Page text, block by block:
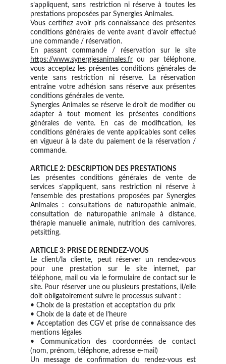
s’appliquent, sans restriction ni réserve à toutes les
prestations proposées par Synergies Animales.
Vous certifiez avoir pris connaissance des présentes
conditions générales de vente avant d’avoir effectué
une commande / réservation.
En passant commande / réservation sur le site
https://www.synergiesanimales.fr ou par téléphone,
vous acceptez les présentes conditions générales de
vente sans restriction ni réserve. La réservation
entraîne votre adhésion sans réserve aux présentes
conditions générales de vente.
Synergies Animales se réserve le droit de modifier ou
adapter à tout moment les présentes conditions
générales de vente. En cas de modification, les
conditions générales de vente applicables sont celles
en vigueur à la date du paiement de la réservation /
commande.
ARTICLE 2: DESCRIPTION DES PRESTATIONS
Les présentes conditions générales de vente de
services s’appliquent, sans restriction ni réserve à
l’ensemble des prestations proposées par Synergies
Animales : consultations de naturopathie animale,
consultation de naturopathie animale à distance,
thérapie manuelle animale, nutrition des carnivores,
petsitting.
ARTICLE 3: PRISE DE RENDEZ-VOUS
Le client/la cliente, peut réserver un rendez-vous
pour une prestation sur le site internet, par
téléphone, mail ou via le formulaire de contact sur le
site. Pour réserver une ou plusieurs prestations, il/elle
doit obligatoirement suivre le processus suivant :
• Choix de la prestation et acceptation du prix
• Choix de la date et de l’heure​
• Acceptation des CGV et prise de connaissance des
mentions légales​
• Communication des coordonnées de contact
(nom, prénom, téléphone, adresse e-mail)
Un message de confirmation du rendez-vous est